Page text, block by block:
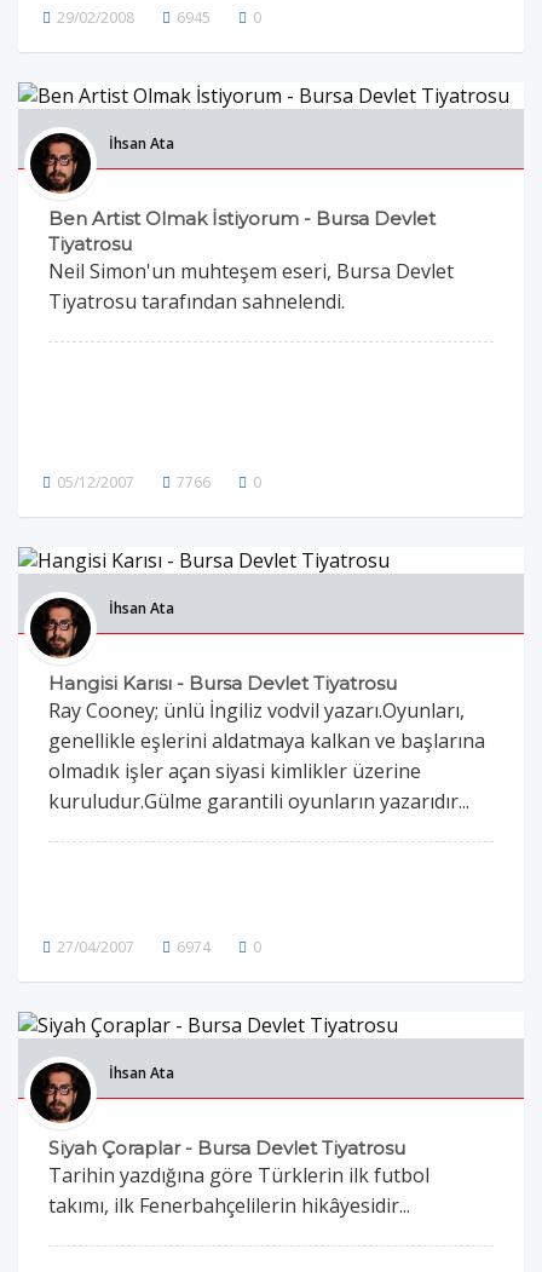
29/02/2008 6945 0
İhsan Ata
Ben Artist Olmak İstiyorum - Bursa Devlet
Tiyatrosu
Neil Simon'un muhteşem eseri, Bursa Devlet
Tiyatrosu tarafından sahnelendi.
05/12/2007 7766 0
İhsan Ata
Hangisi Karısı - Bursa Devlet Tiyatrosu
Ray Cooney; ünlü İngiliz vodvil yazarı.Oyunları,
genellikle eşlerini aldatmaya kalkan ve başlarına
olmadık işler açan siyasi kimlikler üzerine
kuruludur.Gülme garantili oyunların yazarıdır...
27/04/2007 6974 0
İhsan Ata
Siyah Çoraplar - Bursa Devlet Tiyatrosu
Tarihin yazdığına göre Türklerin ilk futbol
takımı, ilk Fenerbahçelilerin hikâyesidir...